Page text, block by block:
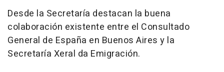
Desde la Secretaría destacan la buena
colaboración existente entre el Consultado
General de España en Buenos Aires y la
Secretaría Xeral da Emigración.